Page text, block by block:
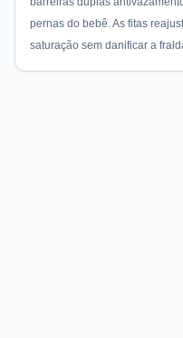
pernas do bebê. As fitas
saturação sem danificar a